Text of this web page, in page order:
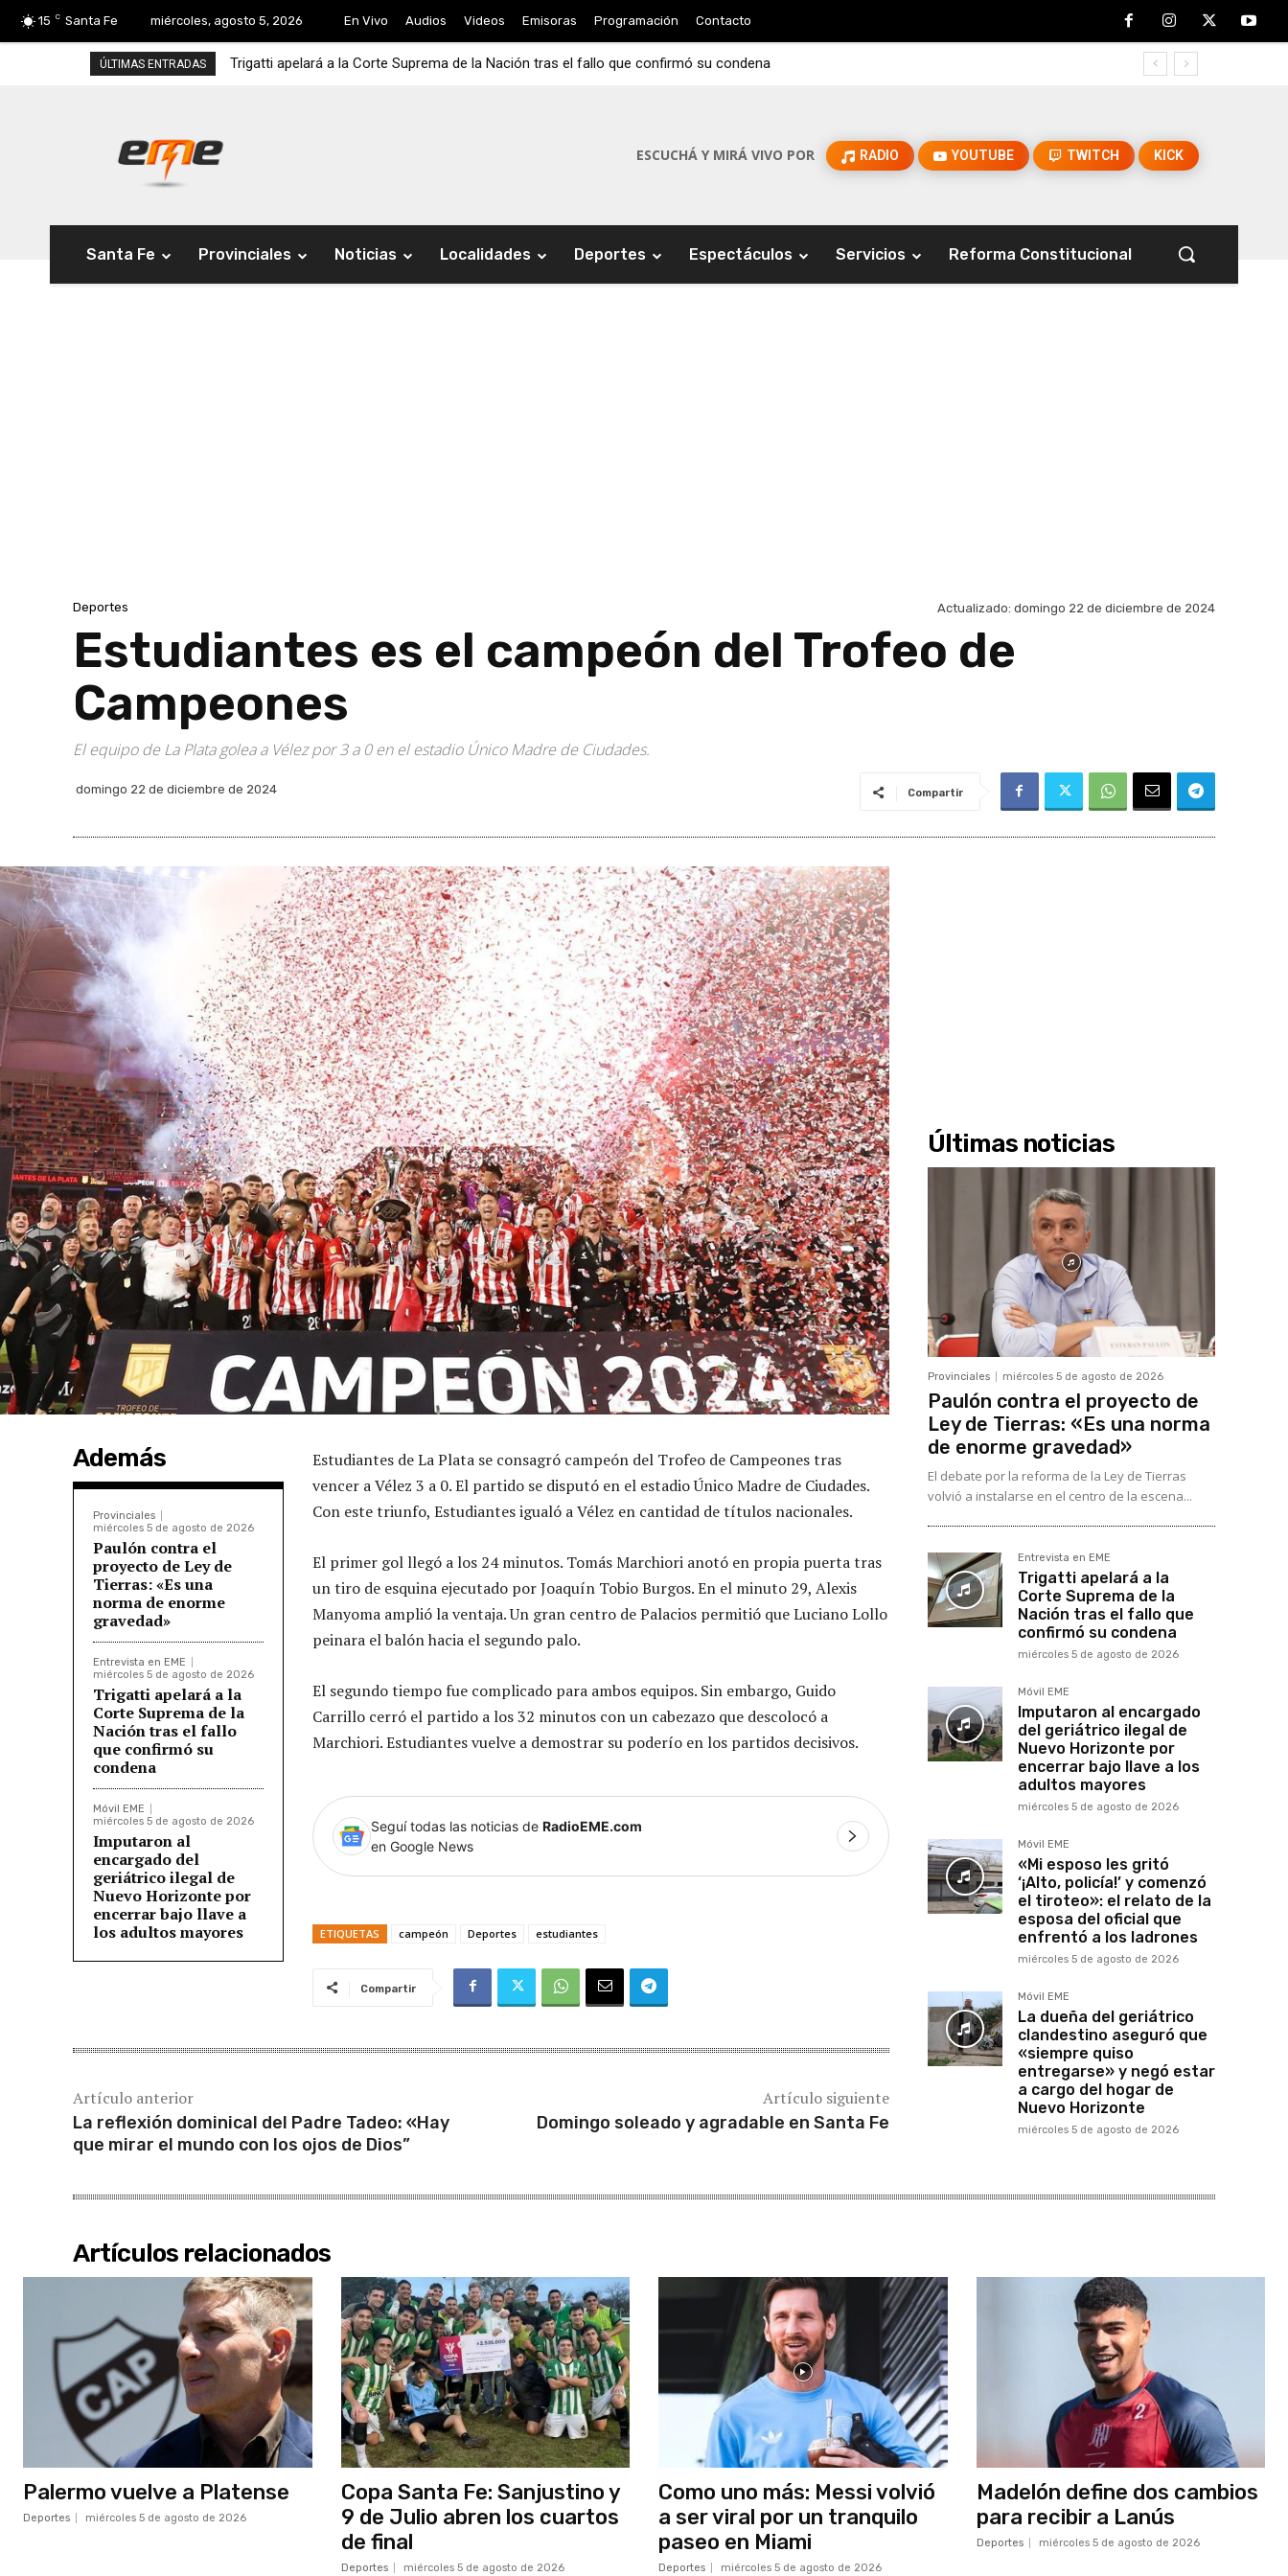
15 C Santa Fe miércoles, agosto 5, 2026 En Vivo Audios Videos Emisoras Programación Contacto
ÚLTIMAS ENTRADAS Trigatti apelará a la Corte Suprema de la Nación tras el fallo que confirmó su condena
ESCUCHÁ Y MIRÁ VIVO POR RADIO YOUTUBE TWITCH KICK
Santa Fe Provinciales Noticias Localidades Deportes Espectáculos Servicios Reforma Constitucional
Deportes Actualizado: domingo 22 de diciembre de 2024
Estudiantes es el campeón del Trofeo de
Campeones
El equipo de La Plata golea a Vélez por 3 a 0 en el estadio Único Madre de Ciudades.
domingo 22 de diciembre de 2024 Compartir
Además
Provinciales
miércoles 5 de agosto de 2026
Paulón contra el
proyecto de Ley de
Tierras: «Es una
norma de enorme
gravedad»
Entrevista en EME
miércoles 5 de agosto de 2026
Trigatti apelará a la
Corte Suprema de la
Nación tras el fallo
que confirmó su
condena
Móvil EME
miércoles 5 de agosto de 2026
Imputaron al
encargado del
geriátrico ilegal de
Nuevo Horizonte por
encerrar bajo llave a
los adultos mayores
Estudiantes de La Plata se consagró campeón del Trofeo de Campeones tras
vencer a Vélez 3 a 0. El partido se disputó en el estadio Único Madre de Ciudades.
Con este triunfo, Estudiantes igualó a Vélez en cantidad de títulos nacionales.
El primer gol llegó a los 24 minutos. Tomás Marchiori anotó en propia puerta tras
un tiro de esquina ejecutado por Joaquín Tobio Burgos. En el minuto 29, Alexis
Manyoma amplió la ventaja. Un gran centro de Palacios permitió que Luciano Lollo
peinara el balón hacia el segundo palo.
El segundo tiempo fue complicado para ambos equipos. Sin embargo, Guido
Carrillo cerró el partido a los 32 minutos con un cabezazo que descolocó a
Marchiori. Estudiantes vuelve a demostrar su poderío en los partidos decisivos.
Seguí todas las noticias de RadioEME.com
en Google News
ETIQUETAS campeón Deportes estudiantes
Compartir
Artículo anterior
La reflexión dominical del Padre Tadeo: «Hay
que mirar el mundo con los ojos de Dios”
Artículo siguiente
Domingo soleado y agradable en Santa Fe
Últimas noticias
Provinciales miércoles 5 de agosto de 2026
Paulón contra el proyecto de
Ley de Tierras: «Es una norma
de enorme gravedad»
El debate por la reforma de la Ley de Tierras
volvió a instalarse en el centro de la escena...
Entrevista en EME
Trigatti apelará a la
Corte Suprema de la
Nación tras el fallo que
confirmó su condena
miércoles 5 de agosto de 2026
Móvil EME
Imputaron al encargado
del geriátrico ilegal de
Nuevo Horizonte por
encerrar bajo llave a los
adultos mayores
miércoles 5 de agosto de 2026
Móvil EME
«Mi esposo les gritó
‘¡Alto, policía!’ y comenzó
el tiroteo»: el relato de la
esposa del oficial que
enfrentó a los ladrones
miércoles 5 de agosto de 2026
Móvil EME
La dueña del geriátrico
clandestino aseguró que
«siempre quiso
entregarse» y negó estar
a cargo del hogar de
Nuevo Horizonte
miércoles 5 de agosto de 2026
Artículos relacionados
Palermo vuelve a Platense
Deportes miércoles 5 de agosto de 2026
Copa Santa Fe: Sanjustino y
9 de Julio abren los cuartos
de final
Deportes miércoles 5 de agosto de 2026
Como uno más: Messi volvió
a ser viral por un tranquilo
paseo en Miami
Deportes miércoles 5 de agosto de 2026
Madelón define dos cambios
para recibir a Lanús
Deportes miércoles 5 de agosto de 2026